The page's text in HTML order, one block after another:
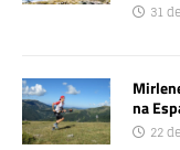
31
na
22